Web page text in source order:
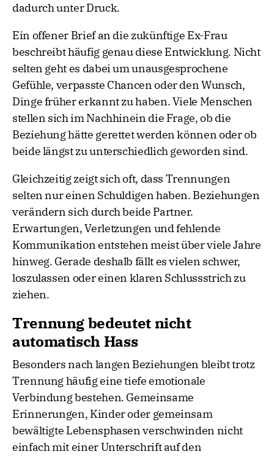
dadurch unter Druck.
Ein offener Brief an die zukünftige Ex-Frau
beschreibt häufig genau diese Entwicklung. Nicht
selten geht es dabei um unausgesprochene
Gefühle, verpasste Chancen oder den Wunsch,
Dinge früher erkannt zu haben. Viele Menschen
stellen sich im Nachhinein die Frage, ob die
Beziehung hätte gerettet werden können oder ob
beide längst zu unterschiedlich geworden sind.
Gleichzeitig zeigt sich oft, dass Trennungen
selten nur einen Schuldigen haben. Beziehungen
verändern sich durch beide Partner.
Erwartungen, Verletzungen und fehlende
Kommunikation entstehen meist über viele Jahre
hinweg. Gerade deshalb fällt es vielen schwer,
loszulassen oder einen klaren Schlussstrich zu
ziehen.
Trennung bedeutet nicht
automatisch Hass
Besonders nach langen Beziehungen bleibt trotz
Trennung häufig eine tiefe emotionale
Verbindung bestehen. Gemeinsame
Erinnerungen, Kinder oder gemeinsam
bewältigte Lebensphasen verschwinden nicht
einfach mit einer Unterschrift auf den